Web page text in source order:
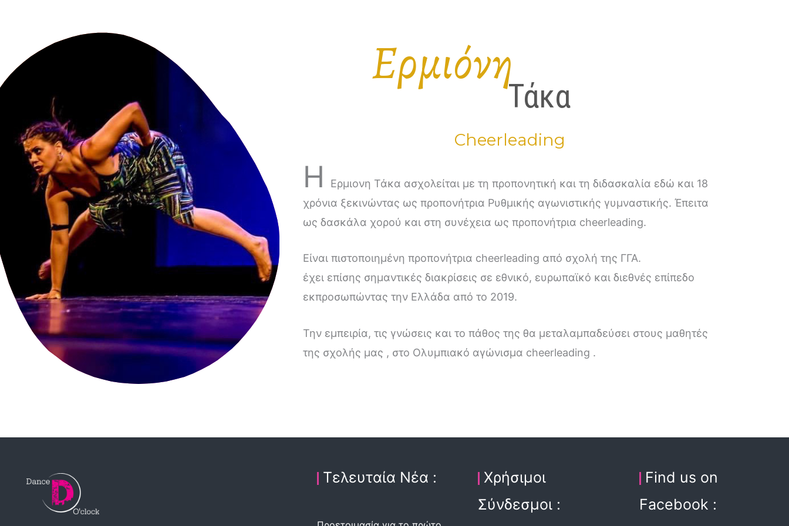
Ερμιόνη
Τάκα
Cheerleading
Η
Ερμιονη Τάκα ασχολείται με τη προπονητική και τη διδασκαλία εδώ και 18
χρόνια ξεκινώντας ως προπονήτρια Ρυθμικής αγωνιστικής γυμναστικής. Έπειτα
ως δασκάλα χορού και στη συνέχεια ως προπονήτρια cheerleading.
Είναι πιστοποιημένη προπονήτρια cheerleading από σχολή της ΓΓΑ.
έχει επίσης σημαντικές διακρίσεις σε εθνικό, ευρωπαϊκό και διεθνές επίπεδο
εκπροσωπώντας την Ελλάδα από το 2019.
Την εμπειρία, τις γνώσεις και το πάθος της θα μεταλαμπαδεύσει στους μαθητές
της σχολής μας , στο Ολυμπιακό αγώνισμα cheerleading .
Τελευταία Νέα :
Χρήσιμοι
Σύνδεσμοι :
Find us on
Facebook :